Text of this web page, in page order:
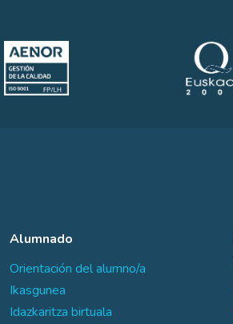
Alumnado
Orientación del alumno/a
Ikasgunea
Idazkaritza birtuala